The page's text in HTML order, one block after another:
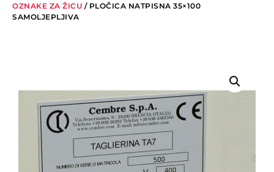
OZNAKE ZA ŽICU / PLOČICA NATPISNA 35×100
SAMOLJEPLJIVA